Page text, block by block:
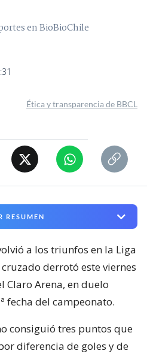
en BioBioChile
Ética y transparencia de BBCL
RESUMEN
a los triunfos en la Liga
derrotó este viernes
Claro Arena, en duelo
fecha del campeonato.
consiguió tres puntos que
diferencia de goles y de